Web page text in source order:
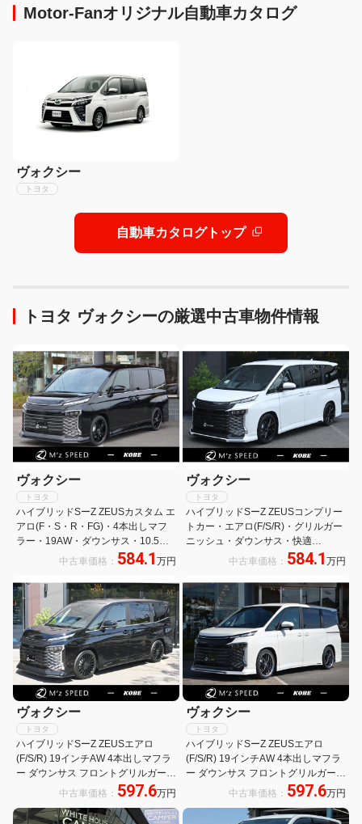
Motor-Fanオリジナル自動車カタログ
ヴォクシー
トヨタ
自動車カタログトップ
トヨタ ヴォクシーの厳選中古車物件情報
ヴォクシー
トヨタ
ハイブリッドSーZ ZEUSカスタム エ
アロ(F・S・R・FG)・4本出しマフ
ラー・19AW・ダウンサス・10.5型
ディスプレイオーディオPlus・
ライビングサポートP・3眼LED
中古車価格： 584.1 万円
ヴォクシー
トヨタ
ハイブリッドSーZ ZEUSコンプリー
トカー・エアロ(F/S/R)・グリルガー
ニッシュ・ダウンサス・快適
p(HIGH)・LEDヘッドランプ・
TV・CD・DVD・BSM・TTM
中古車価格： 584.1 万円
ヴォクシー
トヨタ
ハイブリッドSーZ ZEUSエアロ
(F/S/R) 19インチAW 4本出しマフラ
ー ダウンサス フロントグリルガーニ
ッシュ 10.5インチDAプラス 快適パ
ッケージ(HI) LEDヘッドランプ BSM
パノラミックビュー
中古車価格： 597.6万円
ヴォクシー
トヨタ
ハイブリッドSーZ ZEUSエアロ
(F/S/R) 19インチAW 4本出しマフラ
ー ダウンサス フロントグリルガーニ
ッシュ 10.5インチDAプラス 快適パ
ッケージ(HI) LEDヘッドランプ BSM
パノラミックビュー
中古車価格： 597.6万円